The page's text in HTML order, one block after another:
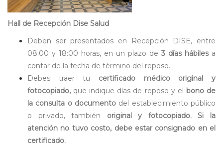
Hall de Recepción Dise Salud
Deben ser presentados en Recepción DISE, entre
08:00 y 18:00 horas, en un plazo de 3 días hábilesa
contar de la fecha de término del reposo.
Debes traer tu certificado médico original y
fotocopiado, que indique días de reposo y el bono de
la consulta o documento del establecimiento público
o privado, también original y fotocopiado. Si la
atención no tuvo costo, debe estar consignado en el
certificado.